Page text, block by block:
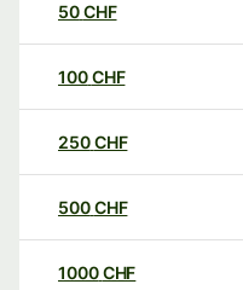
50CHF
100CHF
250CHF
500CHF
1000CHF